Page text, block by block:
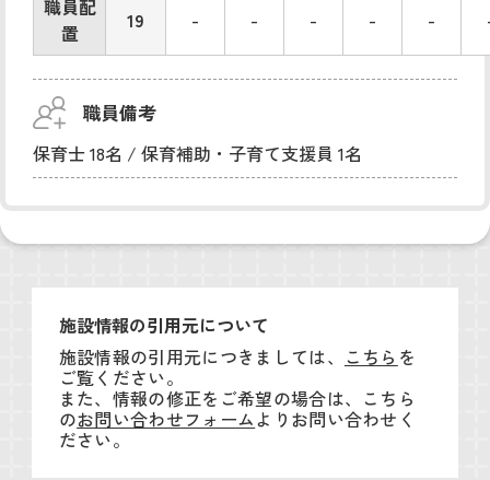
職員配
置
19 - - - - -
職員備考
保育士 18名 / 保育補助・子育て支援員 1名
施設情報の引用元について
施設情報の引用元につきましては、 こちら を
ご覧ください。
また、情報の修正をご希望の場合は、こちら
のお問い合わせフォームよりお問い合わせく
ださい。